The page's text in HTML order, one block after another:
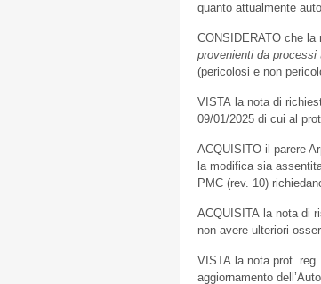
quanto attualmente
CONSIDERATO che la
provenienti da processi
(pericolosi e non
VISTA la nota di
09/01/2025 di cui al
ACQUISITO il parere
la modifica sia
PMC (rev. 10)
ACQUISITA la nota di
non avere ulteriori
VISTA la nota prot.
aggiornamento